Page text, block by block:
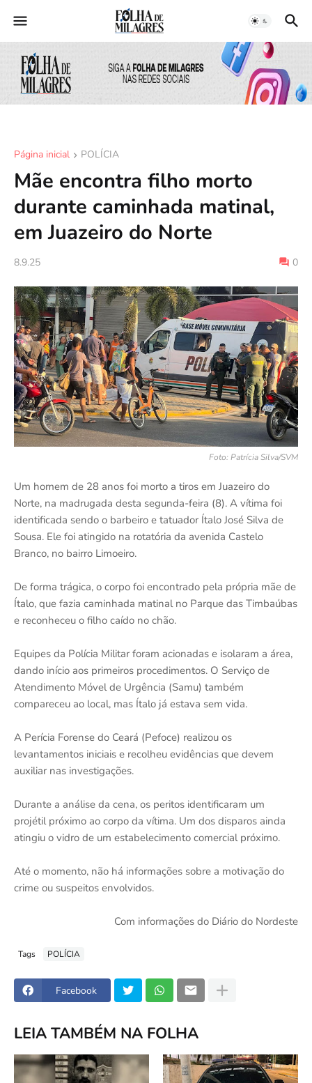
Página inicial POLÍCIA
Mãe encontra filho morto
durante caminhada matinal,
em Juazeiro do Norte
8.9.25 0
Foto: Patrícia Silva/SVM
Um homem de 28 anos foi morto a tiros em Juazeiro do
Norte, na madrugada desta segunda-feira (8). A vítima foi
identificada sendo o barbeiro e tatuador Ítalo José Silva de
Sousa. Ele foi atingido na rotatória da avenida Castelo
Branco, no bairro Limoeiro.
De forma trágica, o corpo foi encontrado pela própria mãe de
Ítalo, que fazia caminhada matinal no Parque das Timbaúbas
e reconheceu o filho caído no chão.
Equipes da Polícia Militar foram acionadas e isolaram a área,
dando início aos primeiros procedimentos. O Serviço de
Atendimento Móvel de Urgência (Samu) também
compareceu ao local, mas Ítalo já estava sem vida.
A Perícia Forense do Ceará (Pefoce) realizou os
levantamentos iniciais e recolheu evidências que devem
auxiliar nas investigações.
Durante a análise da cena, os peritos identificaram um
projétil próximo ao corpo da vítima. Um dos disparos ainda
atingiu o vidro de um estabelecimento comercial próximo.
Até o momento, não há informações sobre a motivação do
crime ou suspeitos envolvidos.
Com informações do Diário do Nordeste
Tags POLÍCIA
Facebook
LEIA TAMBÉM NA FOLHA